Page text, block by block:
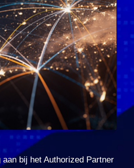
aan bij het Authorized Partner